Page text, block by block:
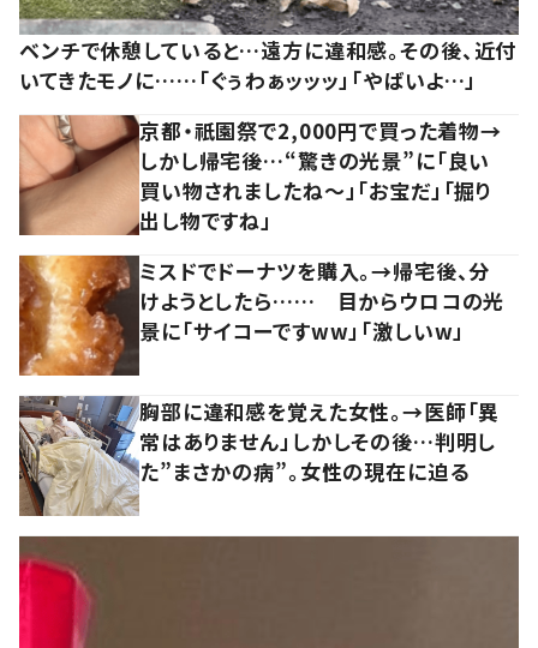
ベンチで休憩していると…遠方に違和感。その後、近付
いてきたモノに……「ぐぅわぁッッッ」「やばいよ…」
京都・祇園祭で2,000円で買った着物→
しかし帰宅後…“驚きの光景”に「良い
買い物されましたね～」「お宝だ」「掘り
出し物ですね」
ミスドでドーナツを購入。→帰宅後、分
けようとしたら…… 目からウロコの光
景に「サイコーですww」「激しいw」
胸部に違和感を覚えた女性。→医師「異
常はありません」しかしその後…判明し
た”まさかの病”。女性の現在に迫る